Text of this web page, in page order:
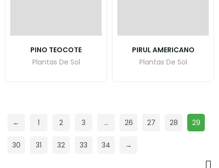
PINO TEOCOTE
Plantas De Sol
PIRUL AMERICANO
Plantas De Sol
← 1 2 3 … 26 27 28 29
30 31 32 33 34 →